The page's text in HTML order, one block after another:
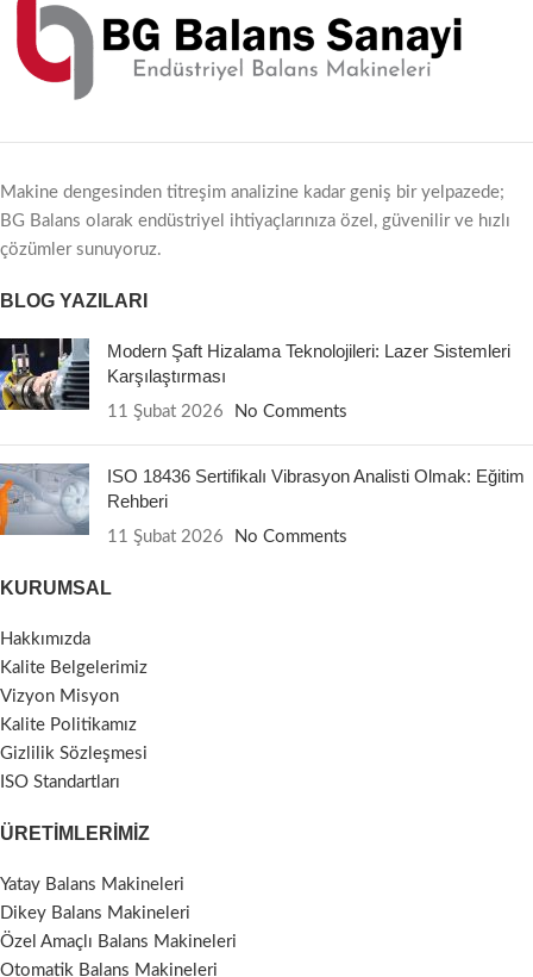
Makine dengesinden titreşim analizine kadar geniş bir yelpazede;
BG Balans olarak endüstriyel ihtiyaçlarınıza özel, güvenilir ve hızlı
çözümler sunuyoruz.
BLOG YAZILARI
Modern Şaft Hizalama Teknolojileri: Lazer Sistemleri
Karşılaştırması
11 Şubat 2026 No Comments
ISO 18436 Sertifikalı Vibrasyon Analisti Olmak: Eğitim
Rehberi
11 Şubat 2026 No Comments
KURUMSAL
Hakkımızda
Kalite Belgelerimiz
Vizyon Misyon
Kalite Politikamız
Gizlilik Sözleşmesi
ISO Standartları
ÜRETIMLERIMIZ
Yatay Balans Makineleri
Dikey Balans Makineleri
Özel Amaçlı Balans Makineleri
Otomatik Balans Makineleri